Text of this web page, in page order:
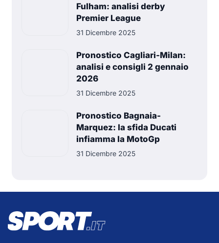
Fulham: analisi derby
Premier League
31 Dicembre 2025
Pronostico Cagliari-Milan:
analisi e consigli 2 gennaio
2026
31 Dicembre 2025
Pronostico Bagnaia-
Marquez: la sfida Ducati
infiamma la MotoGp
31 Dicembre 2025